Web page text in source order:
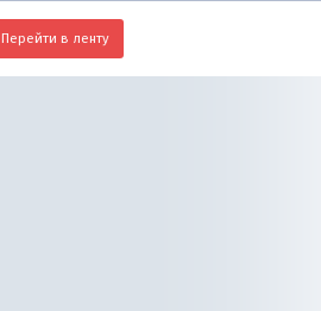
Перейти в ленту